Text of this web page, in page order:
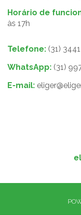
Horário de
às 17h
Telefone: (31)
WhatsApp: (31)
E-mail: